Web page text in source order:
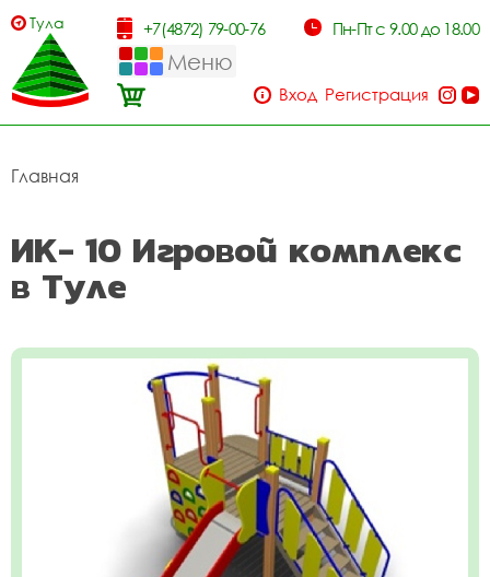
Тула +7(4872) 79-00-76 Пн-Пт с 9.00 до 18.00
Меню
Вход Регистрация
Главная
ИК- 10 Игровой комплекс
в Туле